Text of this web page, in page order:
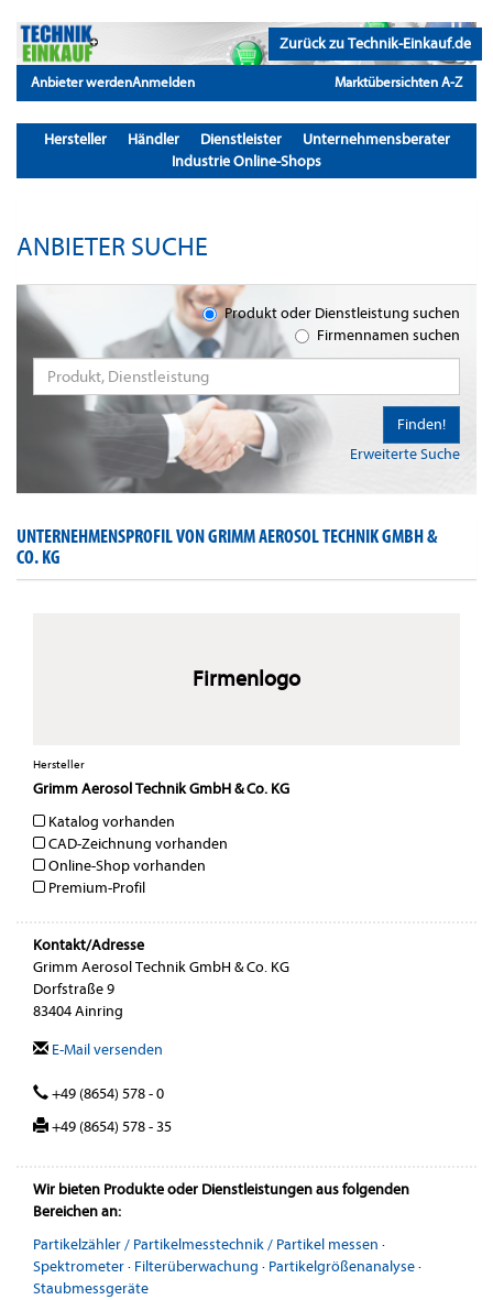
Zurück zu Technik-Einkauf.de
Anbieter werdenAnmelden Marktübersichten A-Z
Hersteller Händler Dienstleister
Unternehmensberater
Industrie Online-Shops
ANBIETER SUCHE
Produkt oder Dienstleistung suchen
Firmennamen suchen
Erweiterte Suche
Finden!
UNTERNEHMENSPROFIL VON GRIMM AEROSOL TECHNIK GMBH &
CO. KG
Firmenlogo
Hersteller
Grimm Aerosol Technik GmbH & Co. KG
Katalog vorhanden
CAD-Zeichnung vorhanden
Online-Shop vorhanden
Premium-Profil
Kontakt/Adresse
Grimm Aerosol Technik GmbH & Co. KG
Dorfstraße 9
83404 Ainring
E-Mail versenden
+49 (8654) 578 - 0
+49 (8654) 578 - 35
Wir bieten Produkte oder Dienstleistungen aus folgenden
Bereichen an:
Partikelzähler / Partikelmesstechnik / Partikel messen ·
Spektrometer· Filterüberwachung · Partikelgrößenanalyse·
Staubmessgeräte